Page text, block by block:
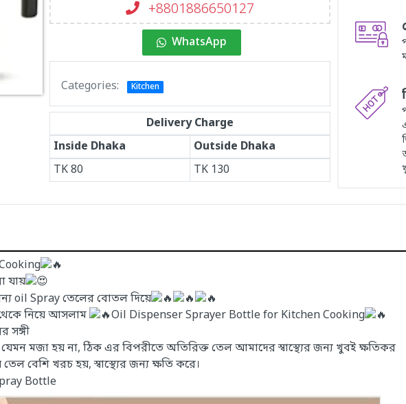
+8801886650127
WhatsApp
Categories: Kitchen
Delivery Charge
Inside Dhaka
Outside Dhaka
TK80 TK 130
যায়
oil Spray তেলের বোতল দিয়ে
নিয়ে আসলাম
Oil Dispenser Sprayer Bottle for Kitchen Cooking
সঙ্গী
যেমন মজা হয় না, ঠিক এর বিপরীতে অতিরিক্ত তেল আমাদের স্বাস্থ্যের জন্য খুবই ক্ষতিকর
বেশি খরচ হয়, স্বাস্থ্যের জন্য ক্ষতি করে।
Bottle